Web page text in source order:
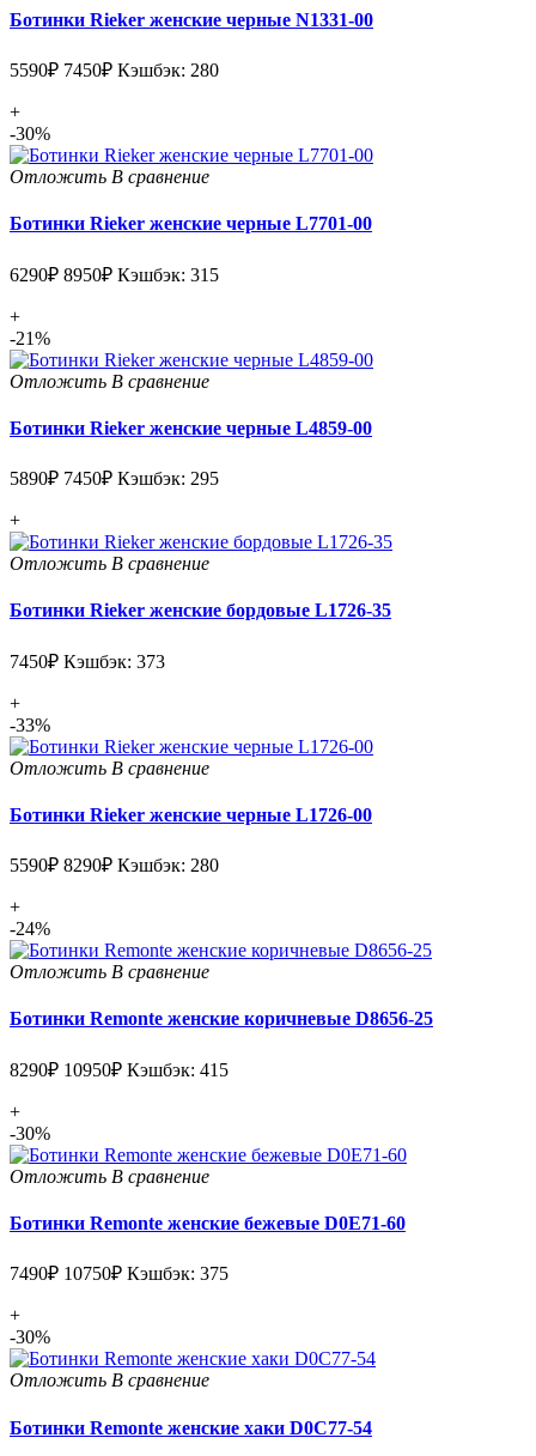
Ботинки Rieker женские черные N1331-00
5590₽ 7450₽ Кэшбэк: 280
+
-30%
Отложить В сравнение
Ботинки Rieker женские черные L7701-00
6290₽ 8950₽ Кэшбэк: 315
+
-21%
Отложить В сравнение
Ботинки Rieker женские черные L4859-00
5890₽ 7450₽ Кэшбэк: 295
+
Отложить В сравнение
Ботинки Rieker женские бордовые L1726-35
7450₽ Кэшбэк: 373
+
-33%
Отложить В сравнение
Ботинки Rieker женские черные L1726-00
5590₽ 8290₽ Кэшбэк: 280
+
-24%
Отложить В сравнение
Ботинки Remonte женские коричневые D8656-25
8290₽ 10950₽ Кэшбэк: 415
+
-30%
Отложить В сравнение
Ботинки Remonte женские бежевые D0E71-60
7490₽ 10750₽ Кэшбэк: 375
+
-30%
Отложить В сравнение
Ботинки Remonte женские хаки D0C77-54